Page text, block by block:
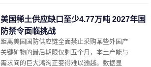
美国稀土供应缺口至少4.77万吨 2027年国
防禁令面临挑战
距离美国国防供应链全面禁止采购某些外国产
关键矿物的最后期限仅剩五个月，本土产能与
需求间的巨大鸿沟正变得难以逾越。数据显